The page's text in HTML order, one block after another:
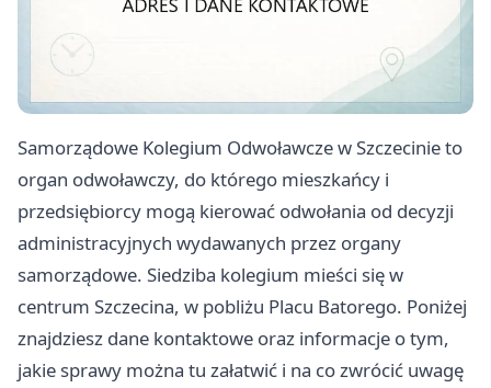
Samorządowe Kolegium Odwoławcze w Szczecinie to
organ odwoławczy, do którego mieszkańcy i
przedsiębiorcy mogą kierować odwołania od decyzji
administracyjnych wydawanych przez organy
samorządowe. Siedziba kolegium mieści się w
centrum Szczecina, w pobliżu Placu Batorego. Poniżej
znajdziesz dane kontaktowe oraz informacje o tym,
jakie sprawy można tu załatwić i na co zwrócić uwagę